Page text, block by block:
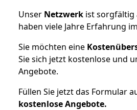
Unser Netzwerk ist sorgfältig
haben viele Jahre Erfahrung
Sie möchten eine
Sie sich jetzt kostenlose und
Angebote.
Füllen Sie jetzt das Formular
kostenloseAngebote.